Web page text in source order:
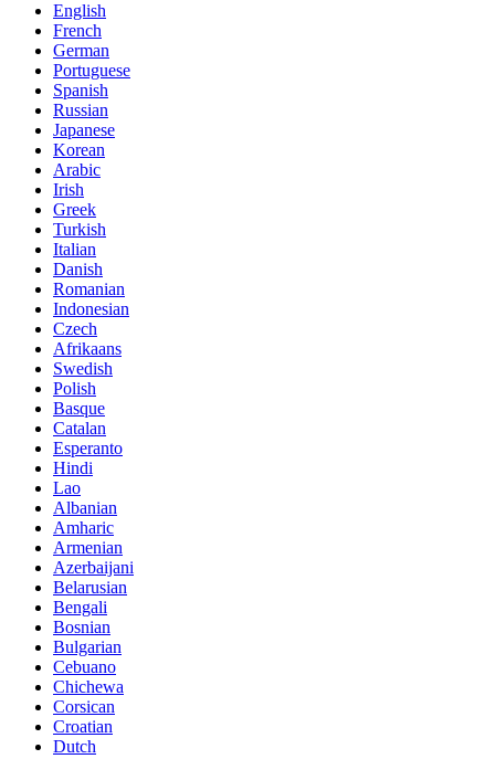
English
French
German
Portuguese
Spanish
Russian
Japanese
Korean
Arabic
Irish
Greek
Turkish
Italian
Danish
Romanian
Indonesian
Czech
Afrikaans
Swedish
Polish
Basque
Catalan
Esperanto
Hindi
Lao
Albanian
Amharic
Armenian
Azerbaijani
Belarusian
Bengali
Bosnian
Bulgarian
Cebuano
Chichewa
Corsican
Croatian
Dutch